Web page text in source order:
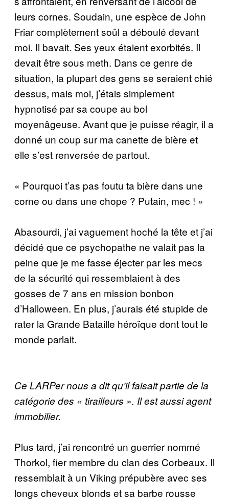
leurs cornes. Soudain, une espèce de John
Friar complètement soûl a déboulé devant
moi. Il bavait. Ses yeux étaient exorbités. Il
devait être sous meth. Dans ce genre de
situation, la plupart des gens se seraient chié
dessus, mais moi, j’étais ­simplement
hypnotisé par sa coupe au bol
moyenâgeuse. Avant que je puisse réagir, il a
donné un coup sur ma canette de bière et
elle s’est renversée de partout.
« Pourquoi t’as pas foutu ta bière dans une
corne ou dans une chope ? Putain, mec ! »
Abasourdi, j’ai vaguement hoché la tête et j’ai
décidé que ce psychopathe ne valait pas la
peine que je me fasse éjecter par les mecs
de la sécurité qui ressemblaient à des
gosses de 7 ans en mission bonbon
d’Halloween. En plus, j’aurais été stupide de
rater la Grande Bataille héroïque dont tout le
monde parlait.
Ce LARPer nous a dit qu’il faisait partie de la
catégorie des « tirailleurs ». Il est aussi agent
immobilier.
Plus tard, j’ai rencontré un guerrier nommé
Thorkol, fier membre du clan des Corbeaux. Il
ressemblait à un Viking prépubère avec ses
longs cheveux blonds et sa barbe rousse